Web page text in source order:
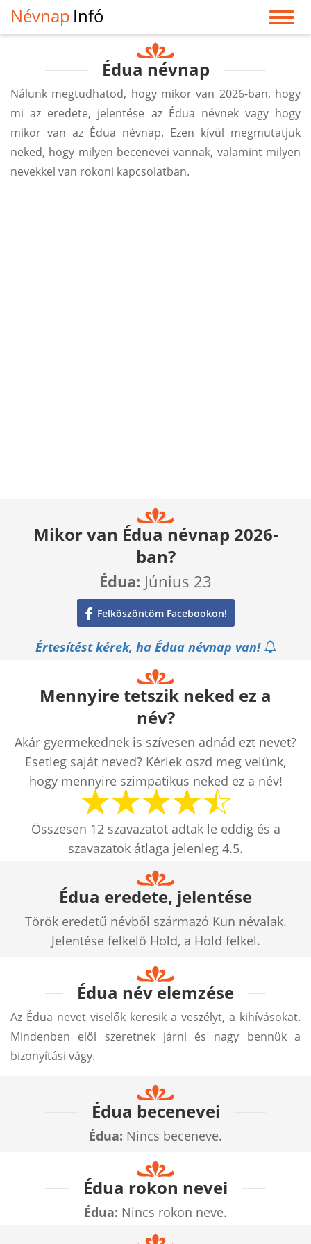
Névnap Infó
Édua névnap
Nálunk megtudhatod, hogy mikor van 2026-ban, hogy
mi az eredete, jelentése az Édua névnek vagy hogy
mikor van az Édua névnap. Ezen kívül megmutatjuk
neked, hogy milyen becenevei vannak, valamint milyen
nevekkel van rokoni kapcsolatban.
Mikor van Édua névnap 2026-
ban?
Édua: Június 23
Felköszöntöm Facebookon!
Értesítést kérek, ha Édua névnap van!
Mennyire tetszik neked ez a
név?
Akár gyermekednek is szívesen adnád ezt nevet?
Esetleg saját neved? Kérlek oszd meg velünk,
hogy mennyire szimpatikus neked ez a név!
Összesen 12szavazatot adtak le eddig és a
szavazatok átlaga jelenleg 4.5.
Édua eredete, jelentése
Török eredetű névből származó Kun névalak.
Jelentése felkelő Hold, a Hold felkel.
Édua név elemzése
Az Édua nevet viselők keresik a veszélyt, a kihívásokat.
Mindenben elöl szeretnek járni és nagy bennük a
bizonyítási vágy.
Édua becenevei
Édua: Nincs beceneve.
Édua rokon nevei
Édua: Nincs rokon neve.